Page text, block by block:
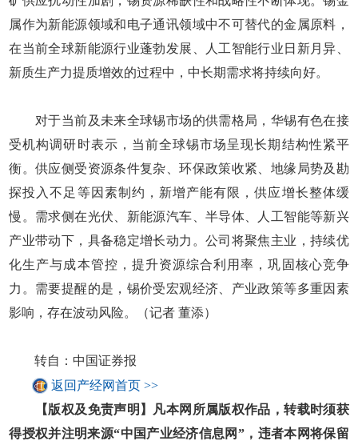
属作为新能源领域和电子通讯领域中不可替代的金属原料，
在当前全球新能源行业蓬勃发展、人工智能行业日新月异、
新质生产力提质增效的过程中，中长期需求将持续向好。
对于当前及未来全球锡市场的供需格局，华锡有色在接
受机构调研时表示，当前全球锡市场呈现长期结构性紧平
衡。供应侧受资源条件复杂、环保政策收紧、地缘局势及勘
探投入不足等因素制约，新增产能有限，供应增长整体缓
慢。需求侧在光伏、新能源汽车、半导体、人工智能等新兴
产业带动下，具备稳定增长动力。公司将聚焦主业，持续优
化生产与成本管控，提升资源综合利用率，巩固核心竞争
力。需要提醒的是，锡价受宏观经济、产业政策等多重因素
影响，存在波动风险。（记者 董添）
转自：中国证券报
返回产经网首页 >>
【版权及免责声明】凡本网所属版权作品，转载时须获
得授权并注明来源“中国产业经济信息网”，违者本网将保留